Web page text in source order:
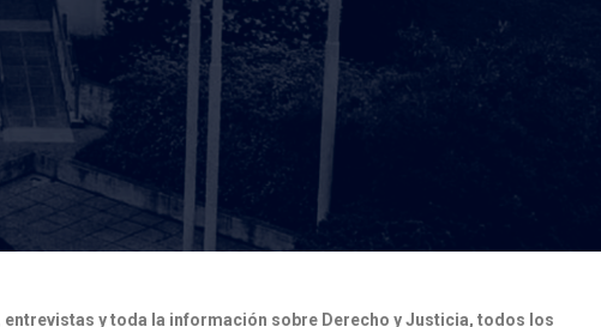
y toda la información sobre Derecho y Justicia, todos los